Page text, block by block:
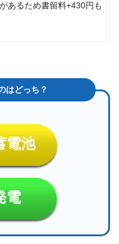
あるため書留料+430円も
電池
電